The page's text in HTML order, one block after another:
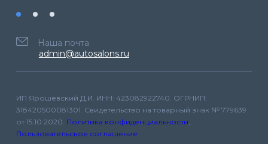
Наша почта
admin@autosalons.ru
ИП Ярошевский Д.И. ИНН: 423082922740. ОГРНИП:
318420500081301. Свидетельство на товарный знак № 779639
от 15.10.2020. Политика конфиденциальности,
Пользовательское соглашение